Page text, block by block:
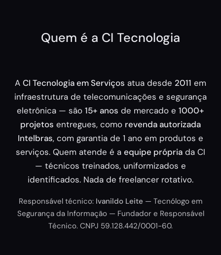
Quem é a CI Tecnologia
A CI Tecnologia em Serviços atua desde 2011 em
infraestrutura de telecomunicações e segurança
eletrônica — são 15+ anos de mercado e 1000+
projetos entregues, como revenda autorizada
Intelbras, com garantia de 1 ano em produtos e
serviços. Quem atende é a equipe própria da CI
— técnicos treinados, uniformizados e
identificados. Nada de freelancer rotativo.
Responsável técnico: Ivanildo Leite — Tecnólogo em
Segurança da Informação — Fundador e Responsável
Técnico. CNPJ 59.128.442/0001-60.